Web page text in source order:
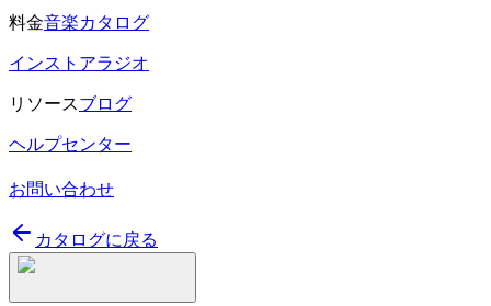
料金音楽カタログ
インストアラジオ
リソースブログ
ヘルプセンター
お問い合わせ
カタログに戻る